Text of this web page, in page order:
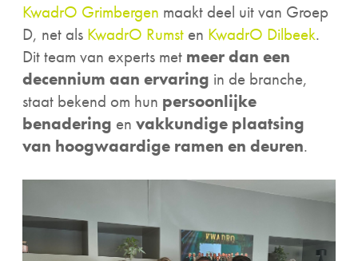
KwadrO Grimbergen maakt deel uit van Groep
D, net als KwadrO Rumst en KwadrO Dilbeek.
Dit team van experts met meer dan een
decennium aan ervaring in de branche,
staat bekend om hun persoonlijke
benadering en vakkundige plaatsing
van hoogwaardige ramen en deuren.